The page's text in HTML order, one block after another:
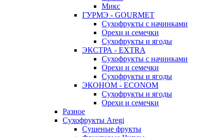
Микс
ГУРМЭ - GOURMET
Сухофрукты с начинками
Орехи и семечки
Сухофрукты и ягоды
ЭКСТРА - EXTRA
Сухофрукты с начинками
Орехи и семечки
Сухофрукты и ягоды
ЭКОНОМ - ECONOM
Сухофрукты и ягоды
Орехи и семечки
Разное
Сухофрукты Aregi
Сушеные фрукты